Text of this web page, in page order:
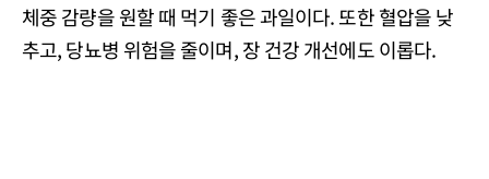
체중 감량을 원할 때 먹기 좋은 과일이다. 또한 혈압을 낮
추고, 당뇨병 위험을 줄이며, 장 건강 개선에도 이롭다.